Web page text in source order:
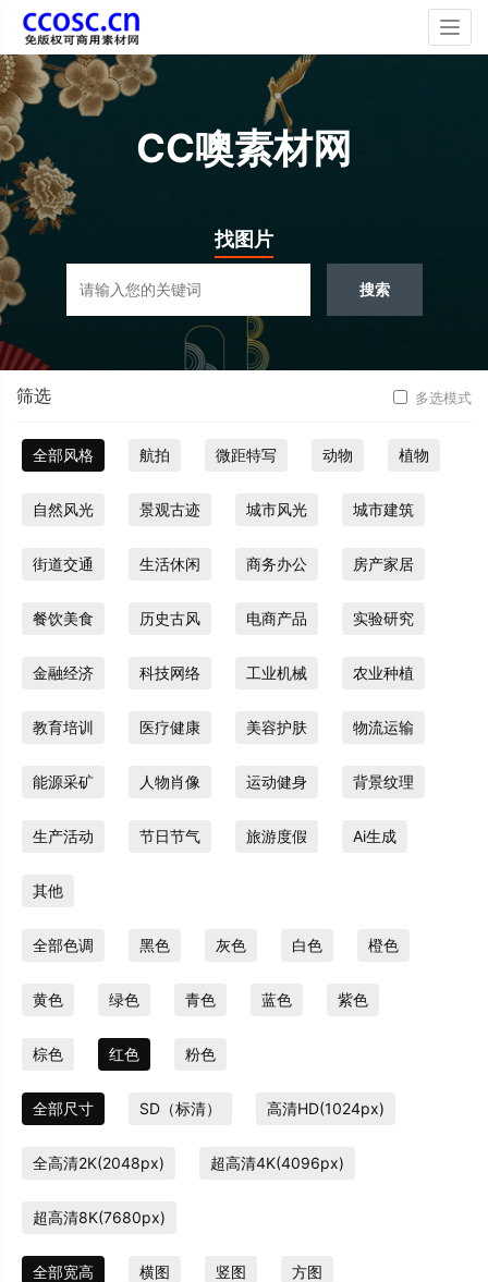
CC噢素材网
找图片
搜索
筛选 多选模式
全部风格 航拍 微距特写 动物 植物
自然风光 景观古迹 城市风光 城市建筑
街道交通 生活休闲 商务办公 房产家居
餐饮美食 历史古风 电商产品 实验研究
金融经济 科技网络 工业机械 农业种植
教育培训 医疗健康 美容护肤 物流运输
能源采矿 人物肖像 运动健身 背景纹理
生产活动 节日节气 旅游度假 Ai生成
其他
全部色调 黑色 灰色 白色 橙色
黄色 绿色 青色 蓝色 紫色
棕色 红色 粉色
全部尺寸 SD（标清） 高清HD(1024px)
全高清2K(2048px) 超高清4K(4096px)
超高清8K(7680px)
全部宽高 横图 竖图 方图